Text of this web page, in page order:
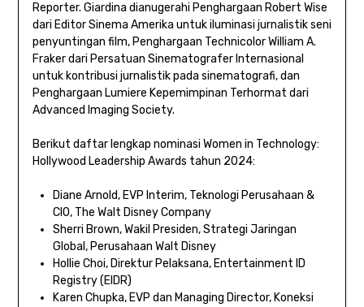
Reporter. Giardina dianugerahi Penghargaan Robert Wise
dari Editor Sinema Amerika untuk iluminasi jurnalistik seni
penyuntingan film, Penghargaan Technicolor William A.
Fraker dari Persatuan Sinematografer Internasional
untuk kontribusi jurnalistik pada sinematografi, dan
Penghargaan Lumiere Kepemimpinan Terhormat dari
Advanced Imaging Society.
Berikut daftar lengkap nominasi Women in Technology:
Hollywood Leadership Awards tahun 2024:
Diane Arnold, EVP Interim, Teknologi Perusahaan &
CIO, The Walt Disney Company
Sherri Brown, Wakil Presiden, Strategi Jaringan
Global, Perusahaan Walt Disney
Hollie Choi, Direktur Pelaksana, Entertainment ID
Registry (EIDR)
Karen Chupka, EVP dan Managing Director, Koneksi